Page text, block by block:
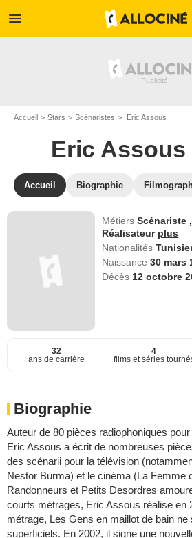
menu
Accueil Stars Scénaristes Eric Assous
Eric Assous
Accueil Biographie
MétiersScénariste ,
Réalisateur plus
Nationalités
Naissance30 mars
Décès 12 octobre
32
ans de carrière
4
films et séries
Biographie
Auteur de 80 pièces radiophoniques
Eric Assous a écrit de nombreuses
des scénarii pour la télévision
Nestor Burma) et le cinéma (La Femme
Randonneurs et Petits Desordres
courts métrages, Eric Assous réalise en
métrage, Les Gens en maillot de bain
superficiels. En 2002, il signe une